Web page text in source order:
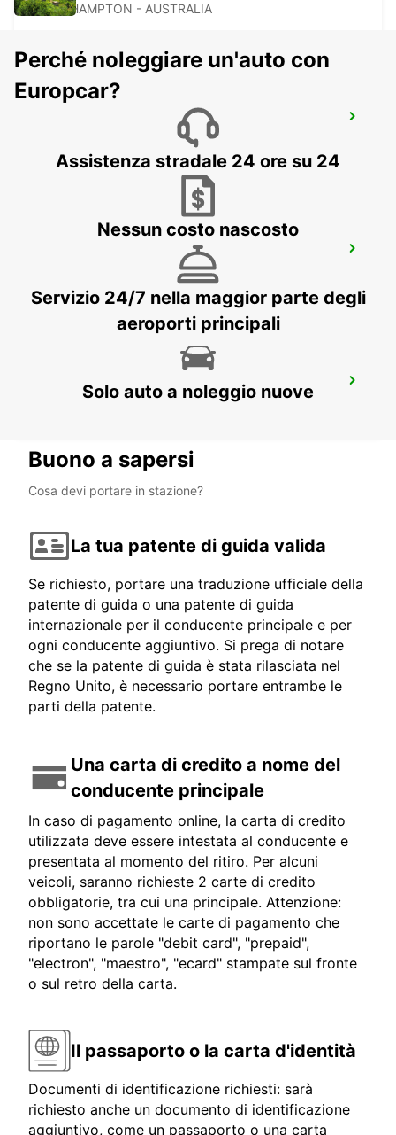
ROCKHAMPTON - AUSTRALIA
BUNDABERG - AUSTRALIA
HERVEY BAY URANGAN
HERVEY BAY AEROPORTO
Perché noleggiare un'auto con
Europcar?
Assistenza stradale 24 ore su 24
Nessun costo nascosto
Servizio 24/7 nella maggior parte degli
aeroporti principali
Solo auto a noleggio nuove
Buono a sapersi
Cosa devi portare in stazione?
La tua patente di guida valida
Se richiesto, portare una traduzione ufficiale della
patente di guida o una patente di guida
internazionale per il conducente principale e per
ogni conducente aggiuntivo. Si prega di notare
che se la patente di guida è stata rilasciata nel
Regno Unito, è necessario portare entrambe le
parti della patente.
Una carta di credito a nome del
conducente principale
In caso di pagamento online, la carta di credito
utilizzata deve essere intestata al conducente e
presentata al momento del ritiro. Per alcuni
veicoli, saranno richieste 2 carte di credito
obbligatorie, tra cui una principale. Attenzione:
non sono accettate le carte di pagamento che
riportano le parole "debit card", "prepaid",
"electron", "maestro", "ecard" stampate sul fronte
o sul retro della carta.
Il passaporto o la carta d'identità
Documenti di identificazione richiesti: sarà
richiesto anche un documento di identificazione
aggiuntivo, come un passaporto o una carta